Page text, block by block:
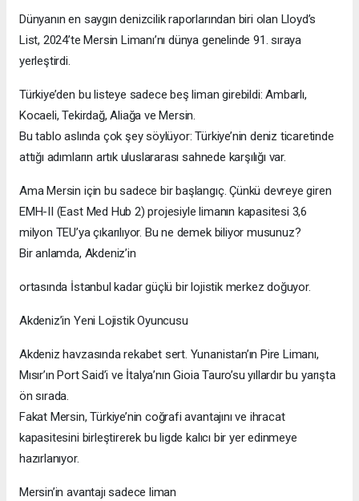
Dünyanın en saygın denizcilik raporlarından biri olan Lloyd’s
List, 2024’te Mersin Limanı’nı dünya genelinde 91. sıraya
yerleştirdi.
Türkiye’den bu listeye sadece beş liman girebildi: Ambarlı,
Kocaeli, Tekirdağ, Aliağa ve Mersin.
Bu tablo aslında çok şey söylüyor: Türkiye’nin deniz ticaretinde
attığı adımların artık uluslararası sahnede karşılığı var.
Ama Mersin için bu sadece bir başlangıç. Çünkü devreye giren
EMH-II (East Med Hub 2) projesiyle limanın kapasitesi 3,6
milyon TEU’ya çıkarılıyor. Bu ne demek biliyor musunuz?
Bir anlamda, Akdeniz’in
ortasında İstanbul kadar güçlü bir lojistik merkez doğuyor.
Akdeniz’in Yeni Lojistik Oyuncusu
Akdeniz havzasında rekabet sert. Yunanistan’ın Pire Limanı,
Mısır’ın Port Said’i ve İtalya’nın Gioia Tauro’su yıllardır bu yarışta
ön sırada.
Fakat Mersin, Türkiye’nin coğrafi avantajını ve ihracat
kapasitesini birleştirerek bu ligde kalıcı bir yer edinmeye
hazırlanıyor.
Mersin’in avantajı sadece liman